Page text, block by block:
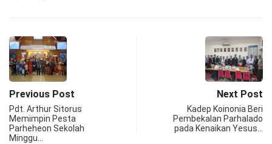
Previous Post
Pdt. Arthur Sitorus
Memimpin Pesta
Parheheon Sekolah
Minggu…
Next Post
Kadep Koinonia Beri
Pembekalan Parhalado
pada Kenaikan Yesus…